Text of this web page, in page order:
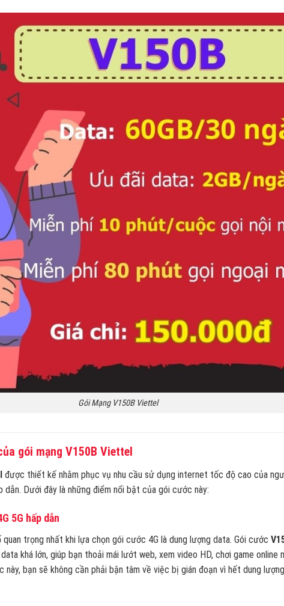
Gói Mạng V150B Viettel
gói mạng V150B Viettel
được thiết kế nhằm phục vụ nhu cầu sử dụng internet tốc độ cao của
dẫn. Dưới đây là những điểm nổi bật của gói cước này:
5G hấp dẫn
trọng nhất khi lựa chọn gói cước 4G là dung lượng data. Gói cước
khá lớn, giúp bạn thoải mái lướt web, xem video HD, chơi game online
này, bạn sẽ không cần phải bận tâm về việc bị gián đoạn vì hết dung